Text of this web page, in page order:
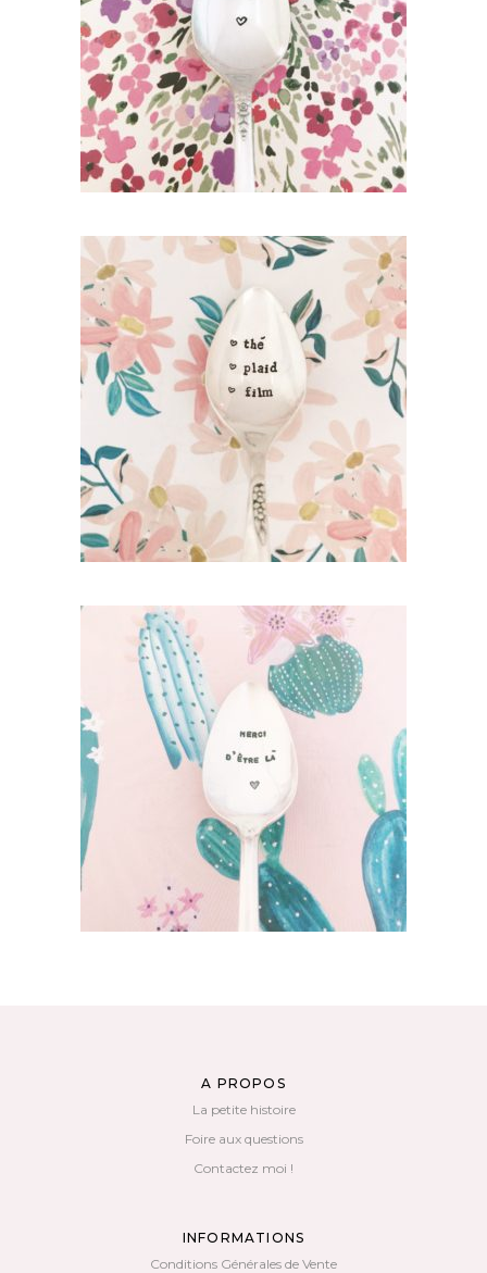
35,00
AJOUTER AU PANIER
PETITE CUILLÈRE GRAVÉE VINTAGE : THÉ
PLAID FILM
35,00€
AJOUTER AU PANIER
PETITE CUILLÈRE GRAVÉE VINTAGE :
MERCI D’ÊTRE LÀ
35,00€
AJOUTER AU PANIER
A PROPOS
La petite histoire
Foire aux questions
Contactez moi !
INFORMATIONS
Conditions Générales de Vente